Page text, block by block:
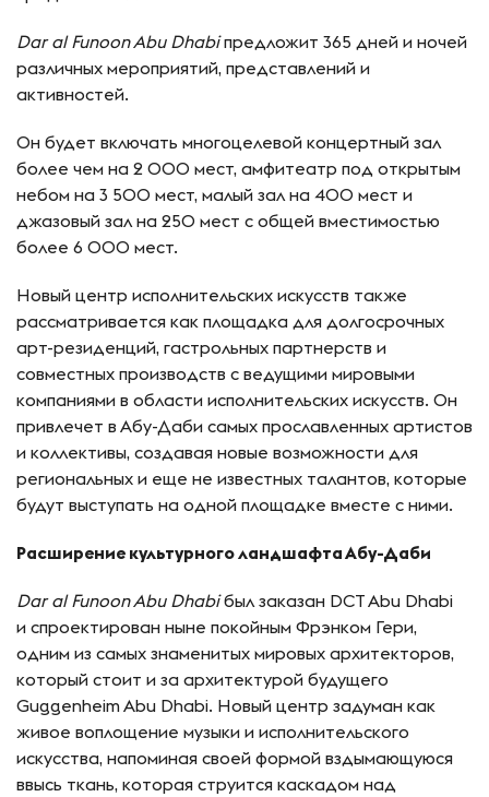
Dar al Funoon Abu Dhabiпредложит 365 дней и ночей
различных мероприятий, представлений и
активностей.
Он будет включать многоцелевой концертный зал
более чем на 2 000 мест, амфитеатр под открытым
небом на 3 500 мест, малый зал на 400 мест и
джазовый зал на 250 мест с общей вместимостью
более 6 000 мест.
Новый центр исполнительских искусств также
рассматривается как площадка для долгосрочных
арт-резиденций, гастрольных партнерств и
совместных производств с ведущими мировыми
компаниями в области исполнительских искусств. Он
привлечет в Абу-Даби самых прославленных артистов
и коллективы, создавая новые возможности для
региональных и еще не известных талантов, которые
будут выступать на одной площадке вместе с ними.
Расширение культурного ландшафта Абу-Даби
Dar al Funoon Abu Dhabiбыл заказан DCT Abu Dhabi
и спроектирован ныне покойным Фрэнком Гери,
одним из самых знаменитых мировых архитекторов,
который стоит и за архитектурой будущего
Guggenheim Abu Dhabi. Новый центр задуман как
живое воплощение музыки и исполнительского
искусства, напоминая своей формой вздымающуюся
ввысь ткань, которая струится каскадом над